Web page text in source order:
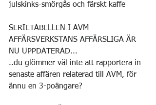
julskinks-smörgås och färskt kaffe
SERIETABELLEN I AVM
AFFÄRSVERKSTANS AFFÄRSLIGA ÄR
NU UPPDATERAD...
..du glömmer väl inte att rapportera in
senaste affären relaterad till AVM, för
ännu en 3-poängare?